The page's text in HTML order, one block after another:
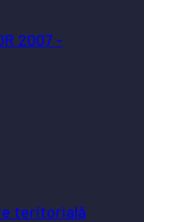
2007 -
teritorială